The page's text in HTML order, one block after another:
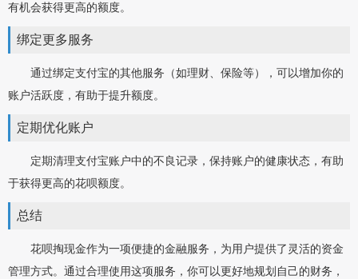
有机会获得更高的额度。
绑定更多服务
通过绑定支付宝的其他服务（如理财、保险等），可以增加你的
账户活跃度，有助于提升额度。
定期优化账户
定期清理支付宝账户中的不良记录，保持账户的健康状态，有助
于获得更高的花呗额度。
总结
花呗掏现金作为一项便捷的金融服务，为用户提供了灵活的资金
管理方式。通过合理使用这项服务，你可以更好地规划自己的财务，